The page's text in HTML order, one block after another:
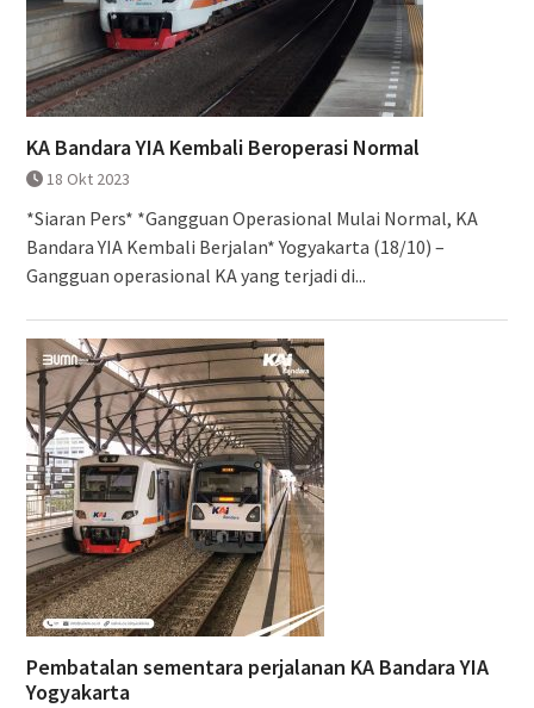
KA Bandara YIA Kembali Beroperasi Normal
18 Okt 2023
*Siaran Pers* *Gangguan Operasional Mulai Normal, KA
Bandara YIA Kembali Berjalan* Yogyakarta (18/10) –
Gangguan operasional KA yang terjadi di...
Pembatalan sementara perjalanan KA Bandara YIA
Yogyakarta